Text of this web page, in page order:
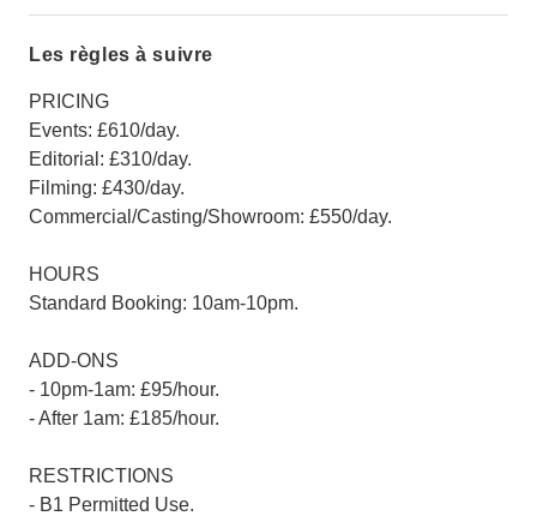
Les règles à suivre
PRICING
Events: £610/day.
Editorial: £310/day.
Filming: £430/day.
Commercial/Casting/Showroom: £550/day.
HOURS
Standard Booking: 10am-10pm.
ADD-ONS
- 10pm-1am: £95/hour.
- After 1am: £185/hour.
RESTRICTIONS
- B1 Permitted Use.